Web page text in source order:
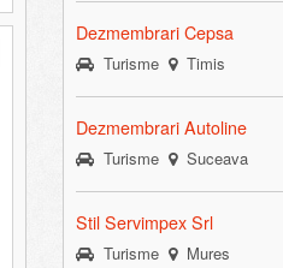
Dezmembrari Cepsa
Turisme Timis
Dezmembrari Autoline
Turisme Suceava
Stil Servimpex Srl
Turisme Mures